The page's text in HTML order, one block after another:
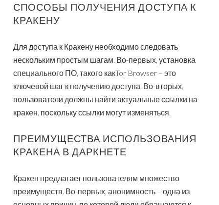
СПОСОБЫ ПОЛУЧЕНИЯ ДОСТУПА К
КРАКЕНУ
Для доступа к Кракену необходимо следовать
нескольким простым шагам. Во-первых, установка
специального ПО, такого какTor Browser – это
ключевой шаг к получению доступа. Во-вторых,
пользователи должны найти актуальные ссылки на
кракен, поскольку ссылки могут изменяться.
ПРЕИМУЩЕСТВА ИСПОЛЬЗОВАНИЯ
КРАКЕНА В ДАРКНЕТЕ
Кракен предлагает пользователям множество
преимуществ. Во-первых, анонимность – одна из